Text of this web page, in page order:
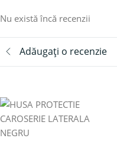
Nu există încă recenzii
Adăugați o recenzie